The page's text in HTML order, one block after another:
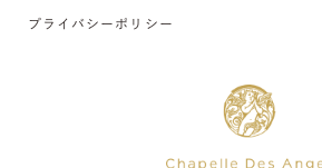
プライバシーポリシー